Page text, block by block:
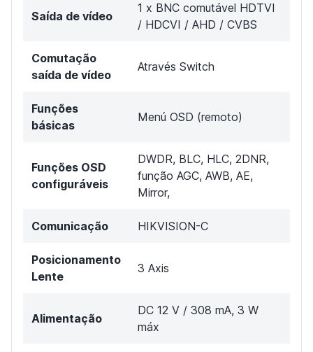
Saída de vídeo
1 x BNC comutável HDTVI
/ HDCVI / AHD / CVBS
Comutação
saída de vídeo
Através Switch
Funções
básicas
Menú OSD (remoto)
Funções OSD
configuráveis
DWDR, BLC, HLC, 2DNR,
função AGC, AWB, AE,
Mirror,
Comunicação HIKVISION-C
Posicionamento
Lente
3 Axis
Alimentação
DC 12 V / 308 mA, 3 W
máx